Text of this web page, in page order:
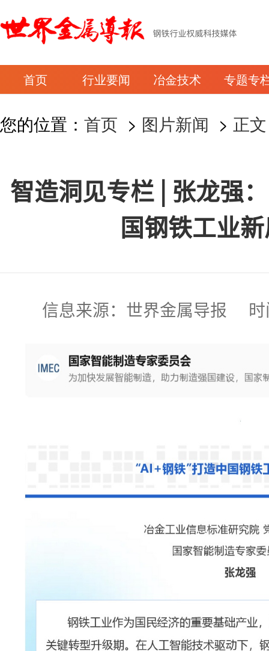
首页 行业要闻 冶金技术 专题专
您的位置： 首页 > 图片新闻 > 正文
智造洞见专栏 | 张龙强
国钢铁工业
信息来源：世界金属导报 时